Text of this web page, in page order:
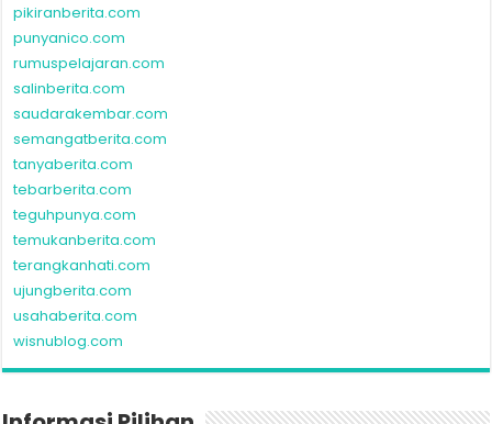
pikiranberita.com
punyanico.com
rumuspelajaran.com
salinberita.com
saudarakembar.com
semangatberita.com
tanyaberita.com
tebarberita.com
teguhpunya.com
temukanberita.com
terangkanhati.com
ujungberita.com
usahaberita.com
wisnublog.com